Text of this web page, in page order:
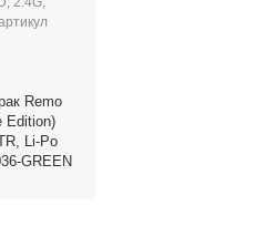
Remo
Edition)
Li-Po
GREEN